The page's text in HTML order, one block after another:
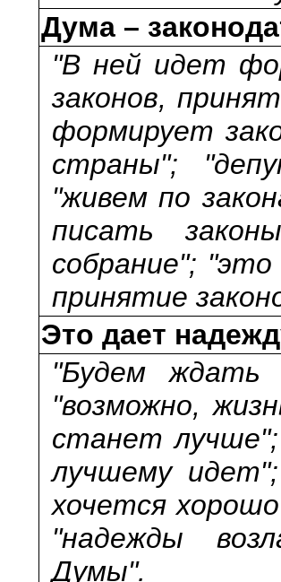
Дума –
"В ней идет
законов,
формирует
страны";
"живем по
писать
собрание";
принятие
Это дает
"Будем ждать
"возможно,
станет
лучшему
хочется
"надежды
Думы".